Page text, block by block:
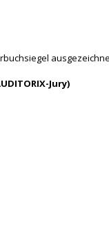
Jury)